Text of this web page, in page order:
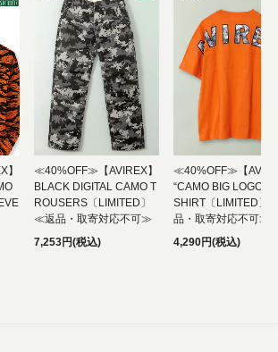
≪40%OFF≫【AVIREX】
BLACK DIGITAL CAMO T
ROUSERS〔LIMITED〕
≪返品・取寄対応不可≫
7,253円(税込)
≪40%OFF≫【
“CAMO BIG LOGO”
SHIRT〔LIMITED〕
品・取寄対応不可≫
4,290円(税込)